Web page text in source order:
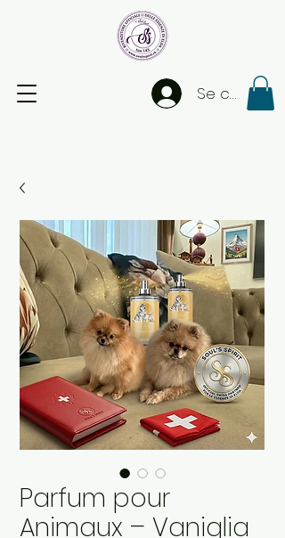
Se
Parfum pour
Animaux – Vaniglia